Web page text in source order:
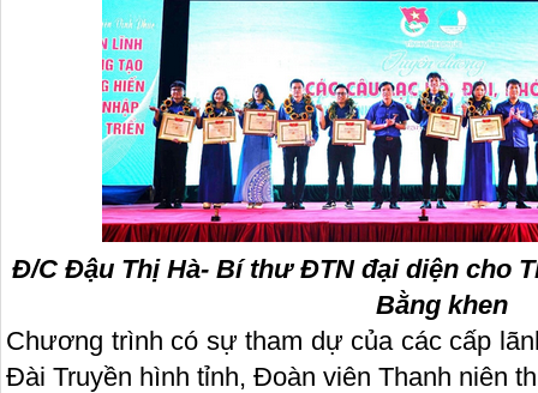
Đ/C Đậu Thị Hà- Bí thư ĐTN đại diện cho
Bằng khen
Chương trình có sự tham dự của các cấp
Đài Truyền hình tỉnh, Đoàn viên Thanh niên